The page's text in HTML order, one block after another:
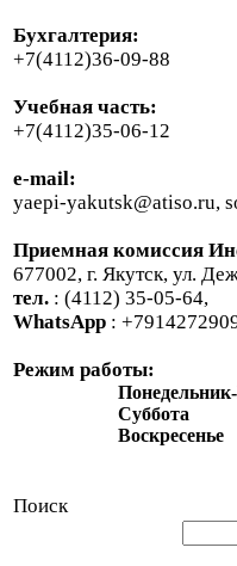
Бухгалтерия:
+7(4112)36-09-88
Учебная часть:
+7(4112)35-06-12
e-mail:
yaepi-yakutsk@atiso.ru,
Приемная комиссия
677002, г. Якутск, ул.
тел. : (4112) 35-05-64,
WhatsApp :
Режим работы:
Суббота
Воскресенье
Поиск